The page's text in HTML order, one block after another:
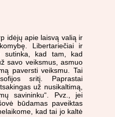
idėjų apie laisvą valią ir
Libertariečiai ir
sutinka, kad tam, kad
savo veiksmus, asmuo
paversti veiksmu. Tai
sritį. Paprastai
už nusikaltimą,
savininku“. Pvz., jei
būdamas paveiktas
kad tai jo kaltė